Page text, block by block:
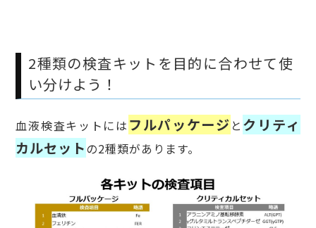
2種類の検査キットを目的に合わせて使
い分けよう！
血液検査キットには フルパッケージ と クリティ
カルセットの2種類があります。